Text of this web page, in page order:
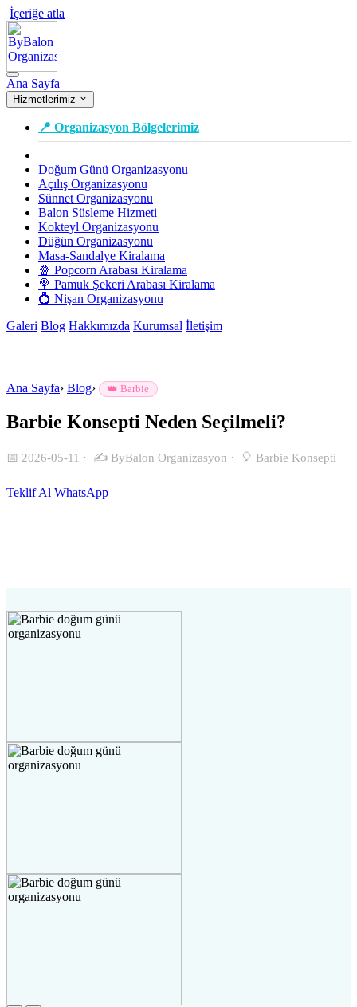
İçeriğe atla
Ana Sayfa
Hizmetlerimiz
📍 Organizasyon Bölgelerimiz
Doğum Günü Organizasyonu
Açılış Organizasyonu
Sünnet Organizasyonu
Balon Süsleme Hizmeti
Kokteyl Organizasyonu
Düğün Organizasyonu
Masa-Sandalye Kiralama
🍿 Popcorn Arabası Kiralama
🍭 Pamuk Şekeri Arabası Kiralama
💍 Nişan Organizasyonu
Galeri Blog Hakkımızda Kurumsal İletişim
Ana Sayfa› Blog› 👑 Barbie
Barbie Konsepti Neden Seçilmeli?
📅 2026-05-11 · ✍️ ByBalon Organizasyon · 🎈 Barbie Konsepti
Teklif Al WhatsApp